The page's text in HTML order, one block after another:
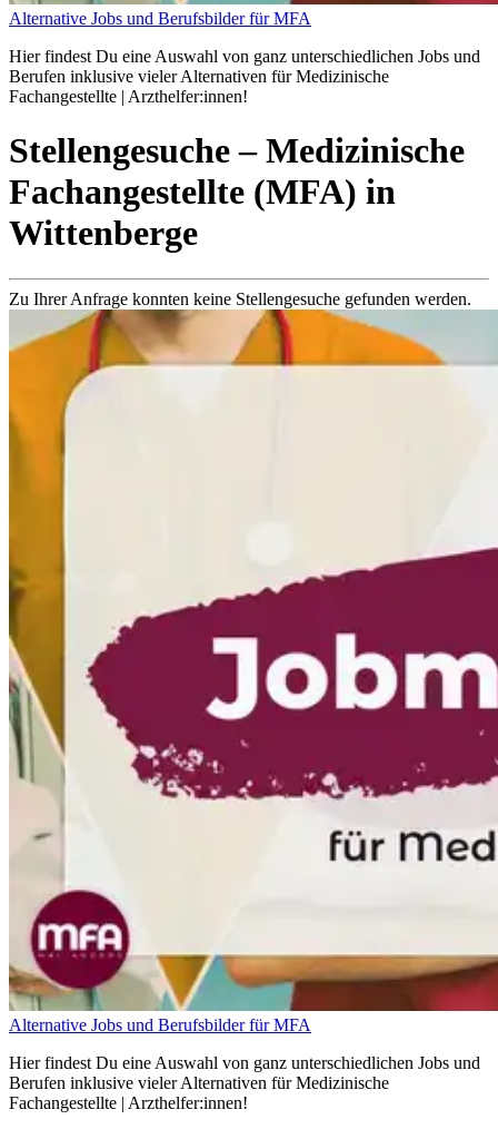
Alternative Jobs und Berufsbilder für MFA
Hier findest Du eine Auswahl von ganz unterschiedlichen Jobs und
Berufen inklusive vieler Alternativen für Medizinische
Fachangestellte | Arzthelfer:innen!
Stellengesuche– Medizinische
Fachangestellte (MFA) in
Wittenberge
Zu Ihrer Anfrage konnten keine Stellengesuche gefunden werden.
Alternative Jobs und Berufsbilder für MFA
Hier findest Du eine Auswahl von ganz unterschiedlichen Jobs und
Berufen inklusive vieler Alternativen für Medizinische
Fachangestellte | Arzthelfer:innen!